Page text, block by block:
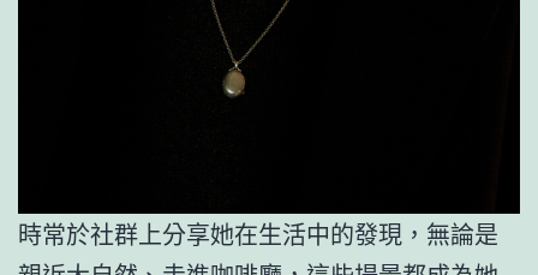
時常於社群上分享她在生活中的發現，無論是